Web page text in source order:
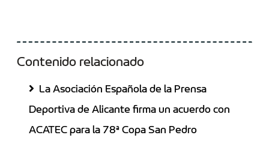
Contenido relacionado
La Asociación Española de la Prensa
Deportiva de Alicante firma un acuerdo con
ACATEC para la 78ª Copa San Pedro